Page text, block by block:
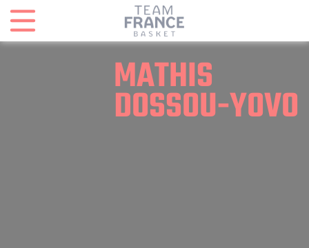
MATHIS
DOSSOU-YOVO
Panneau de gestion des cookies